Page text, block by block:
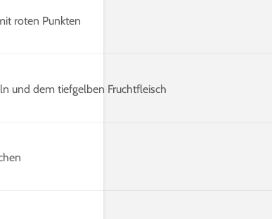
roten Punkten
und dem tiefgelben Fruchtfleisch